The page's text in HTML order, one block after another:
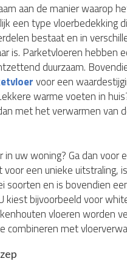
aan de manier waarop
een type vloerbedekking
bestaat en in
is. Parketvloeren hebben
duurzaam.
voor een
warme voeten in
met het verwarmen van
in uw woning? Ga dan voor
een unieke uitstraling, is
soorten en is bovendien
kiest bijvoorbeeld voor
vloeren worden
combineren met